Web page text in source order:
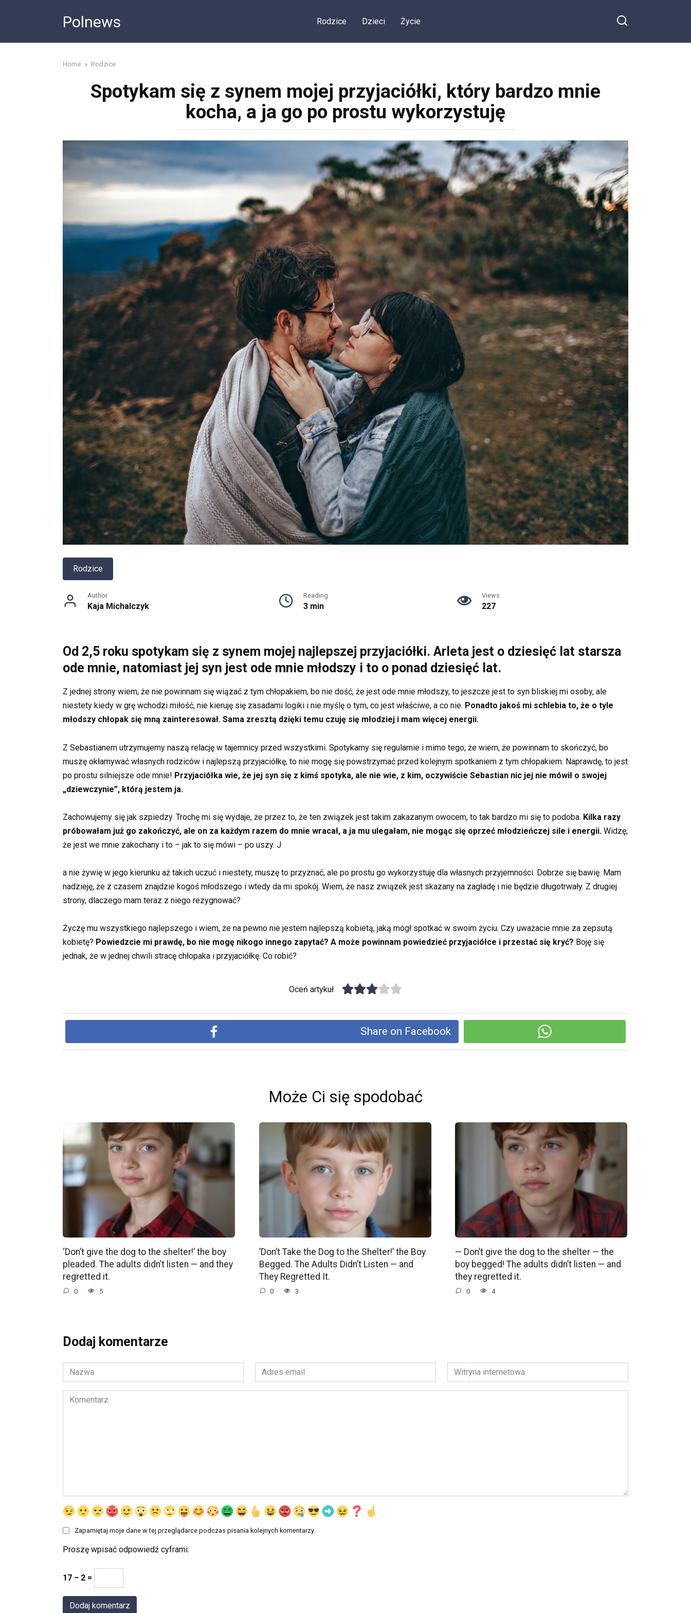
Polnews Rodzice Dzieci Życie
Home » Rodzice
Spotykam się z synem mojej przyjaciółki, który bardzo mnie
kocha, a ja go po prostu wykorzystuję
Rodzice
Author
Kaja Michalczyk
Reading
3 min
Views
227
Od 2,5 roku spotykam się z synem mojej najlepszej przyjaciółki. Arleta jest o dziesięć lat starsza
ode mnie, natomiast jej syn jest ode mnie młodszy i to o ponad dziesięć lat.
Z jednej strony wiem, że nie powinnam się wiązać z tym chłopakiem, bo nie dość, że jest ode mnie młodszy, to jeszcze jest to syn bliskiej mi osoby, ale
niestety kiedy w grę wchodzi miłość, nie kieruję się zasadami logiki i nie myślę o tym, co jest właściwe, a co nie. Ponadto jakoś mi schlebia to, że o tyle
młodszy chłopak się mną zainteresował. Sama zresztą dzięki temu czuję się młodziej i mam więcej energii.
Z Sebastianem utrzymujemy naszą relację w tajemnicy przed wszystkimi. Spotykamy się regularnie i mimo tego, że wiem, że powinnam to skończyć, bo
muszę okłamywać własnych rodziców i najlepszą przyjaciółkę, to nie mogę się powstrzymać przed kolejnym spotkaniem z tym chłopakiem. Naprawdę, to jest
po prostu silniejsze ode mnie! Przyjaciółka wie, że jej syn się z kimś spotyka, ale nie wie, z kim, oczywiście Sebastian nic jej nie mówił o swojej
„dziewczynie”, którą jestem ja.
Zachowujemy się jak szpiedzy. Trochę mi się wydaje, że przez to, że ten związek jest takim zakazanym owocem, to tak bardzo mi się to podoba. Kilka razy
próbowałam już go zakończyć, ale on za każdym razem do mnie wracał, a ja mu ulegałam, nie mogąc się oprzeć młodzieńczej sile i energii. Widzę,
że jest we mnie zakochany i to – jak to się mówi – po uszy. J
a nie żywię w jego kierunku aż takich uczuć i niestety, muszę to przyznać, ale po prostu go wykorzystuję dla własnych przyjemności. Dobrze się bawię. Mam
nadzieję, że z czasem znajdzie kogoś młodszego i wtedy da mi spokój. Wiem, że nasz związek jest skazany na zagładę i nie będzie długotrwały. Z drugiej
strony, dlaczego mam teraz z niego rezygnować?
Życzę mu wszystkiego najlepszego i wiem, że na pewno nie jestem najlepszą kobietą, jaką mógł spotkać w swoim życiu. Czy uważacie mnie za zepsutą
kobietę? Powiedzcie mi prawdę, bo nie mogę nikogo innego zapytać? A może powinnam powiedzieć przyjaciółce i przestać się kryć? Boję się
jednak, że w jednej chwili stracę chłopaka i przyjaciółkę. Co robić?
Oceń artykuł
Share on Facebook
Może Ci się spodobać
‘Don’t give the dog to the shelter!’ the boy
pleaded. The adults didn’t listen — and they
regretted it.
0 5
’Don’t Take the Dog to the Shelter!’ the Boy
Begged. The Adults Didn’t Listen — and
They Regretted It.
0 3
— Don’t give the dog to the shelter — the
boy begged! The adults didn’t listen — and
they regretted it.
0 4
Dodaj komentarze
Nazwa
*
Adres
email
*
Witryna
internetowa
Komentarz
Zapamiętaj moje dane w tej przeglądarce podczas pisania kolejnych komentarzy.
Proszę wpisać odpowiedź cyframi:
17 − 2 =